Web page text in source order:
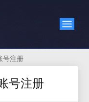
号注册
号注册